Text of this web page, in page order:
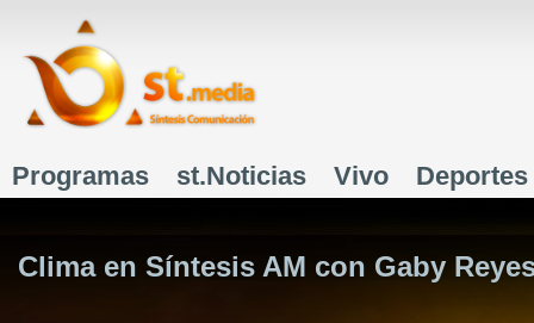
Menú principal
Programas st.Noticias Vivo Deportes
Clima en Síntesis AM con Gaby